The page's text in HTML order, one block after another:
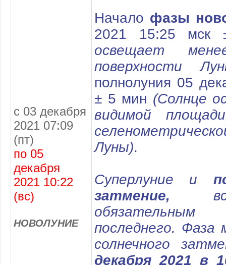
с 03 декабря
2021 07:09
(пт)
по 05
декабря
2021 10:22
(вс)
НОВОЛУНИЕ
Начало фазы
2021 15:25
освещает
поверхности
полнолуния 05
± 5 мин (Солнце
видимой
Луны).
Суперлуние и
затмение,
последнего. Фаза
солнечного
декабря 2021 в